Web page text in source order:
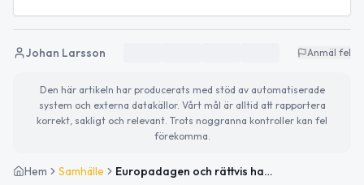
Johan Larsson Anmäl fel
Den här artikeln har producerats med stöd av automatiserade
system och externa datakällor. Vårt mål är alltid att rapportera
korrekt, sakligt och relevant. Trots noggranna kontroller kan fel
förekomma.
Hem Samhälle Europadagen och rättvis handel i fokus – så blir fredagen